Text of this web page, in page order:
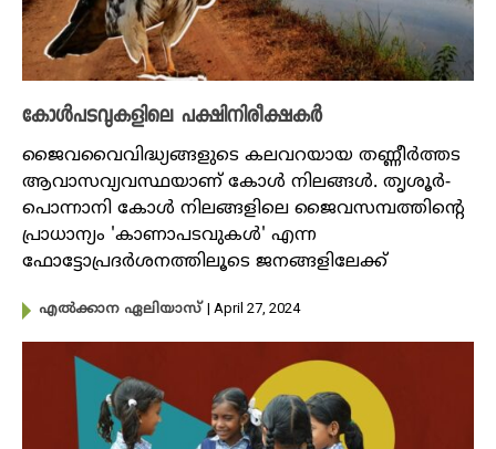
കോൾപടവുകളിലെ പക്ഷിനിരീക്ഷകർ
ജൈവവൈവിദ്ധ്യങ്ങളുടെ കലവറയായ തണ്ണീർത്തട
ആവാസവ്യവസ്ഥയാണ് കോൾ നിലങ്ങൾ. തൃശൂർ-
പൊന്നാനി കോൾ നിലങ്ങളിലെ ജൈവസമ്പത്തിന്റെ
പ്രാധാന്യം 'കാണാപടവുകൾ' എന്ന
ഫോട്ടോപ്രദർശനത്തിലൂടെ ജനങ്ങളിലേക്ക്
എൽക്കാന ഏലിയാസ് | April 27, 2024